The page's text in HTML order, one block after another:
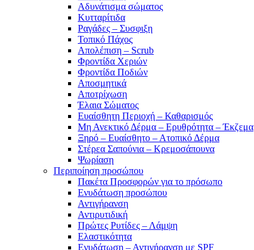
Αδυνάτισμα σώματος
Κυτταρίτιδα
Ραγάδες – Συσφιξη
Τοπικό Πάχος
Απολέπιση – Scrub
Φροντίδα Χεριών
Φροντίδα Ποδιών
Αποσμητικά
Αποτρίχωση
Έλαια Σώματος
Ευαίσθητη Περιοχή – Καθαρισμός
Μη Ανεκτικό Δέρμα – Ερυθρότητα – Έκζεμα
Ξηρό – Ευαίσθητο – Ατοπικό Δέρμα
Στέρεα Σαπούνια – Κρεμοσάπουνα
Ψωρίαση
Περιποίηση προσώπου
Πακέτα Προσφορών για το πρόσωπο
Ενυδάτωση προσώπου
Αντιγήρανση
Αντιρυτιδική
Πρώτες Ρυτίδες – Λάμψη
Ελαστικότητα
Ενυδάτωση – Αντιγήρανση με SPF